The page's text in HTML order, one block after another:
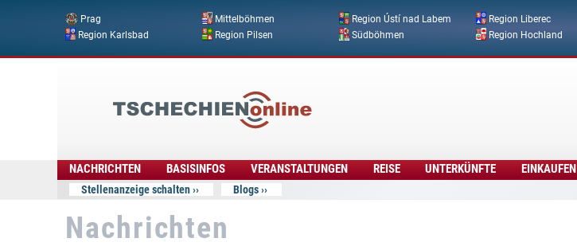
Direkt zum Inhalt
Prag Mittelböhmen Region Ústí nad Labem Region Liberec
Region Karlsbad
Region Pilsen Südböhmen Region Hochland
Online
NACHRICHTEN BASISINFOS VERANSTALTUNGEN REISE UNTERKÜNFTE EINKAUFEN
Stellenanzeige schalten Blogs
Nachrichten